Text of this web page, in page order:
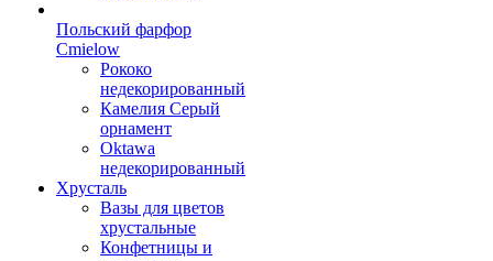
Польский фарфор
Сmielow
Рококо
недекорированный
Камелия Серый
орнамент
Oktawa
недекорированный
Хрусталь
Вазы для цветов
хрустальные
Конфетницы и